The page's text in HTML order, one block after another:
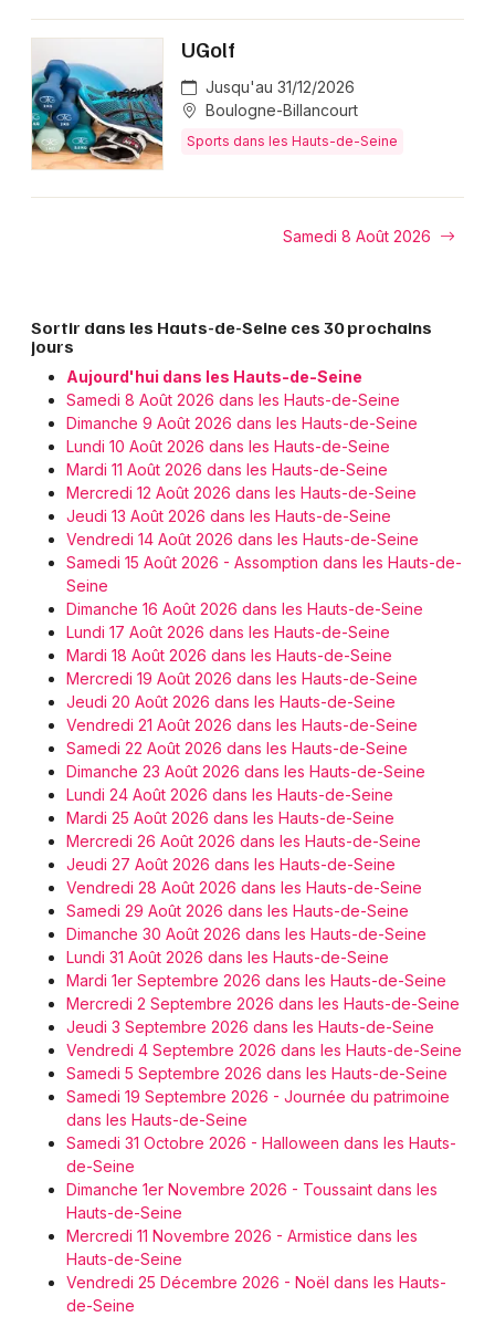
UGolf
Jusqu'au 31/12/2026
Boulogne-Billancourt
Sports dans les Hauts-de-Seine
Samedi 8 Août 2026
Sortir dans les Hauts-de-Seine ces 30 prochains
jours
Aujourd'hui dans les Hauts-de-Seine
Samedi 8 Août 2026 dans les Hauts-de-Seine
Dimanche 9 Août 2026 dans les Hauts-de-Seine
Lundi 10 Août 2026 dans les Hauts-de-Seine
Mardi 11 Août 2026 dans les Hauts-de-Seine
Mercredi 12 Août 2026 dans les Hauts-de-Seine
Jeudi 13 Août 2026 dans les Hauts-de-Seine
Vendredi 14 Août 2026 dans les Hauts-de-Seine
Samedi 15 Août 2026 - Assomption dans les Hauts-de-
Seine
Dimanche 16 Août 2026 dans les Hauts-de-Seine
Lundi 17 Août 2026 dans les Hauts-de-Seine
Mardi 18 Août 2026 dans les Hauts-de-Seine
Mercredi 19 Août 2026 dans les Hauts-de-Seine
Jeudi 20 Août 2026 dans les Hauts-de-Seine
Vendredi 21 Août 2026 dans les Hauts-de-Seine
Samedi 22 Août 2026 dans les Hauts-de-Seine
Dimanche 23 Août 2026 dans les Hauts-de-Seine
Lundi 24 Août 2026 dans les Hauts-de-Seine
Mardi 25 Août 2026 dans les Hauts-de-Seine
Mercredi 26 Août 2026 dans les Hauts-de-Seine
Jeudi 27 Août 2026 dans les Hauts-de-Seine
Vendredi 28 Août 2026 dans les Hauts-de-Seine
Samedi 29 Août 2026 dans les Hauts-de-Seine
Dimanche 30 Août 2026 dans les Hauts-de-Seine
Lundi 31 Août 2026 dans les Hauts-de-Seine
Mardi 1er Septembre 2026 dans les Hauts-de-Seine
Mercredi 2 Septembre 2026 dans les Hauts-de-Seine
Jeudi 3 Septembre 2026 dans les Hauts-de-Seine
Vendredi 4 Septembre 2026 dans les Hauts-de-Seine
Samedi 5 Septembre 2026 dans les Hauts-de-Seine
Samedi 19 Septembre 2026 - Journée du patrimoine
dans les Hauts-de-Seine
Samedi 31 Octobre 2026 - Halloween dans les Hauts-
de-Seine
Dimanche 1er Novembre 2026 - Toussaint dans les
Hauts-de-Seine
Mercredi 11 Novembre 2026 - Armistice dans les
Hauts-de-Seine
Vendredi 25 Décembre 2026 - Noël dans les Hauts-
de-Seine